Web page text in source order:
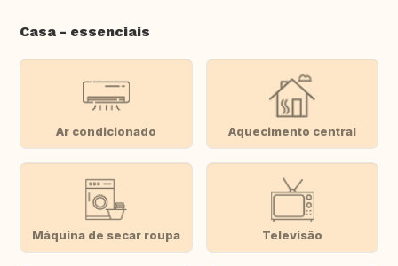
Casa - essenciais
Ar condicionado Aquecimento central
Máquina de secar roupa Televisão